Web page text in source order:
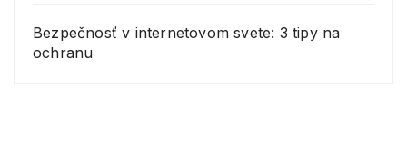
Bezpečnosť v internetovom svete: 3 tipy na
ochranu